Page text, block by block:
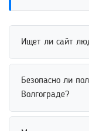
Ищет ли сайт
Поиск людей во
профили и
учебы или
Безопасно ли
Волгограде?
Сервис поиска